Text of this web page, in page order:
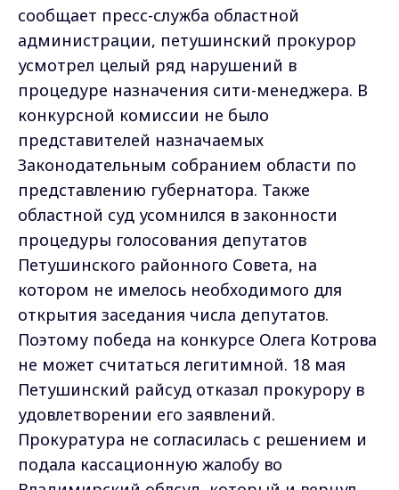
сообщает пресс-служба областной
администрации, петушинский прокурор
усмотрел целый ряд нарушений в
процедуре назначения сити-менеджера. В
конкурсной комиссии не было
представителей назначаемых
Законодательным собранием области по
представлению губернатора. Также
областной суд усомнился в законности
процедуры голосования депутатов
Петушинского районного Совета, на
котором не имелось необходимого для
открытия заседания числа депутатов.
Поэтому победа на конкурсе Олега Котрова
не может считаться легитимной. 18 мая
Петушинский райсуд отказал прокурору в
удовлетворении его заявлений.
Прокуратура не согласилась с решением и
подала кассационную жалобу во